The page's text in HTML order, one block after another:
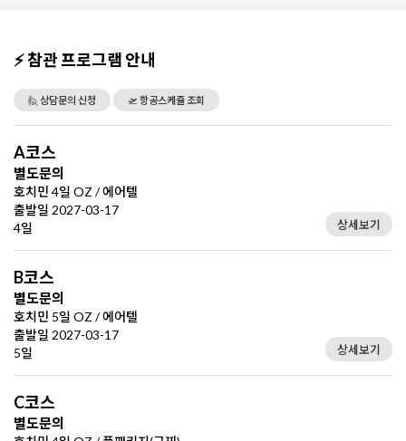
⚡ 참관 프로그램 안내
🙋 상담문의 신청 🛫 항공스케쥴 조회
A코스
별도문의
호치민 4일 OZ / 에어텔
출발일 2027-03-17
4일
상세보기
B코스
별도문의
호치민 5일 OZ / 에어텔
출발일 2027-03-17
5일
상세보기
C코스
별도문의